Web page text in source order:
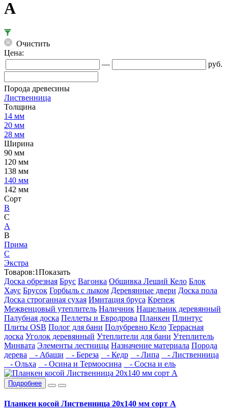
А
Очистить
Цена:
—
руб.
Порода древесины
Лиственница
Толщина
14 мм
20 мм
28 мм
Ширина
90 мм
120 мм
138 мм
140 мм
142 мм
Сорт
B
C
А
В
Прима
С
Экстра
Товаров:1Показать
Доска обрезная Брус Вагонка Обшивка Леший Кело Блок
Хаус Брусок Горбыль с лыком Деревянные двери Доска пола
Доска строганная сухая Имитация бруса Крепеж
Межвенцовый утеплитель Наличник Нащельник деревянный
Палубная доска Пеллеты и Евродрова Планкен Плинтус
Плиты OSB Полог для бани Полубревно Кело Террасная
доска Уголок деревянный Утеплители для бани Утеплитель
Минвата Элементы лестницы Назначение материала Порода
дерева
- Абаши - Береза - Кедр - Липа
- Лиственница
- Ольха
- Осина и Термоосина - Сосна и ель
Подробнее
Планкен косой Лиственница 20х140 мм сорт А